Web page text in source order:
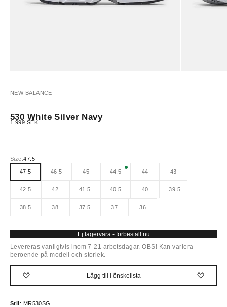
NEW BALANCE
530 White Silver Navy
REA-pris
1 999 SEK
Size:47.5
47.5 46.5 45 44.5 44 43
42.5 42 41.5 40.5 40 39.5
38.5 38 37.5 37 36
Ej lagervara - förbeställ nu
Levereras vanligtvis inom 7-21 arbetsdagar. OBS! Kan variera
beroende på modell och storlek.
Lägg till i önskelista
Stil: MR530SG